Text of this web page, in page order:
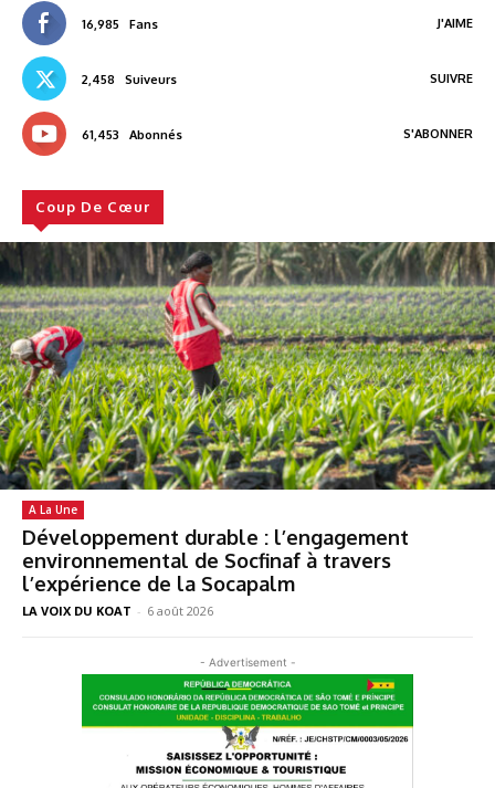
16,985 Fans J'AIME
2,458 Suiveurs SUIVRE
61,453 Abonnés S'ABONNER
Coup De Cœur
A La Une
Développement durable : l’engagement
environnemental de Socfinaf à travers
l’expérience de la Socapalm
LA VOIX DU KOAT - 6 août 2026
- Advertisement -